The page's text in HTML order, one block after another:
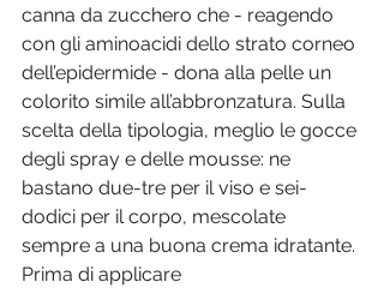
canna da zucchero che - reagendo
con gli aminoacidi dello strato corneo
dell’epidermide - dona alla pelle un
colorito simile all’abbronzatura. Sulla
scelta della tipologia, meglio le gocce
degli spray e delle mousse: ne
bastano due-tre per il viso e sei-
dodici per il corpo, mescolate
sempre a una buona crema idratante.
Prima di applicare